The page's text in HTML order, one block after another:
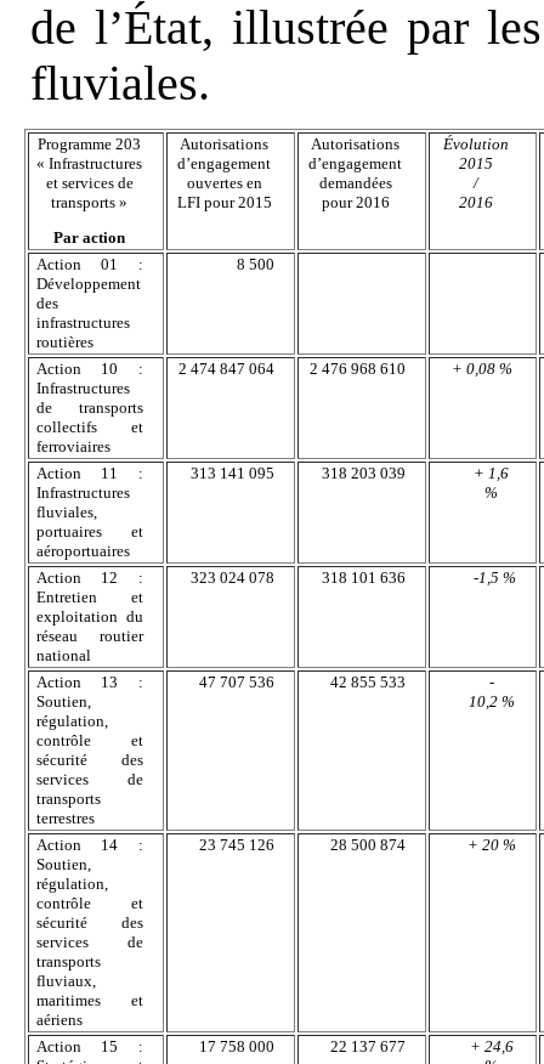
de l’État, illustrée par
fluviales.
Programme 203
« Infrastructures
et services de
transports »
Par action
Autorisations
d’engagement
ouvertes en
LFI pour 2015
Autorisations
d’engagement
demandées
pour 2016
Évolution
2015
/
2016
Action 01 :
Développement
des
infrastructures
routières
8 500
Action 10 :
Infrastructures
de transports
collectifs et
ferroviaires
2 474 847 064 2 476 968 610 + 0,08 %
Action 11 :
Infrastructures
fluviales,
portuaires et
aéroportuaires
313 141 095 318 203 039
+ 1,6
%
Action 12 :
Entretien et
exploitation du
réseau routier
national
323 024 078 318 101 636 -1,5 %
Action 13 :
Soutien,
régulation,
contrôle et
sécurité des
services de
transports
terrestres
47 707 536 42 855 533
-
10,2 %
Action 14 :
Soutien,
régulation,
contrôle et
sécurité des
services de
transports
fluviaux,
maritimes et
aériens
23 745 126 28 500 874 + 20 %
Action 15 :
17 758 000 22 137 677
+ 24,6